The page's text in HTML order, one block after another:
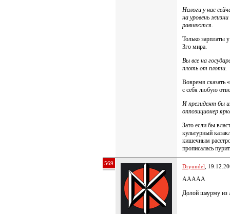
Налоги у нас
на уровень
равняются.
Только зарплаты
3го мира.
Вы все на
плоть от плоти.
Вовремя сказать
с себя любую
И президент бы
оппозиционер
Зато если бы
культурный
кишечным
прописалась
569 Dryundel ,
ААААА
Долой шаурму из